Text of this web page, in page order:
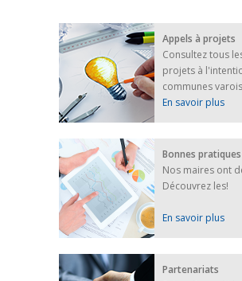
25 avril 2022
Afin d’accompagner au mieux les
ukrainiens arrivés en France,...
FEUILLETER
Appels à projets
Consultez tous
projets à
communes
En savoir plus
Bonnes pratiques
Nos maires ont
Découvrez les!
En savoir plus
Partenariats